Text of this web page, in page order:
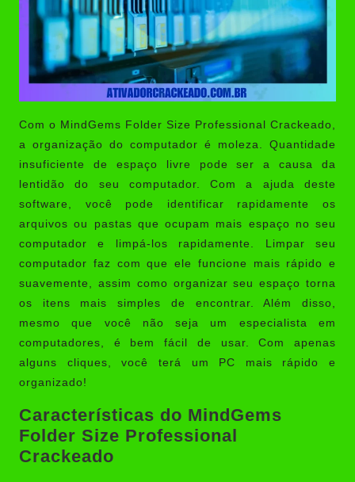
Com o MindGems Folder Size Professional Crackeado,
a organização do computador é moleza. Quantidade
insuficiente de espaço livre pode ser a causa da
lentidão do seu computador. Com a ajuda deste
software, você pode identificar rapidamente os
arquivos ou pastas que ocupam mais espaço no seu
computador e limpá-los rapidamente. Limpar seu
computador faz com que ele funcione mais rápido e
suavemente, assim como organizar seu espaço torna
os itens mais simples de encontrar. Além disso,
mesmo que você não seja um especialista em
computadores, é bem fácil de usar. Com apenas
alguns cliques, você terá um PC mais rápido e
organizado!
Características do MindGems
Folder Size Professional
Crackeado